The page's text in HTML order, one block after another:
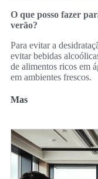
O que posso fazer
verão?
Para evitar a
evitar bebidas
de alimentos ricos em
em ambientes frescos.
Mas